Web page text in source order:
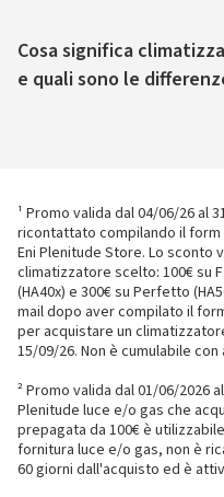
Cosa significa
e quali sono le
¹ Promo valida dal 04/06/26 al
ricontattato compilando il form
Eni Plenitude Store. Lo sconto
climatizzatore scelto: 100€ su
(HA40x) e 300€ su Perfetto
mail dopo aver compilato il
per acquistare un
15/09/26. Non è cumulabile
² Promo valida dal 01/06/2026
Plenitude luce e/o gas che
prepagata da 100€ è
fornitura luce e/o gas, non è
60 giorni dall'acquisto ed è